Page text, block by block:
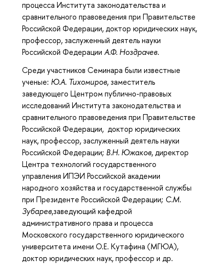
процесса Института законодательства и
сравнительного правоведения при Правительстве
Российской Федерации, доктор юридических наук,
профессор, заслуженный деятель науки
Российской Федерации А.Ф. Ноздрачев.
Среди участников Семинара были известные
ученые: Ю.А. Тихомиров, заместитель
заведующего Центром публично-правовых
исследований Института законодательства и
сравнительного правоведения при Правительстве
Российской Федерации, доктор юридических
наук, профессор, заслуженный деятель науки
Российской Федерации; В.Н. Южаков, директор
Центра технологий государственного
управления ИПЭИ Российской академии
народного хозяйства и государственной службы
при Президенте Российской Федерации; С.М.
Зубарев,заведующий кафедрой
административного права и процесса
Московского государственного юридического
университета имени О.Е. Кутафина (МГЮА),
доктор юридических наук, профессор и др.